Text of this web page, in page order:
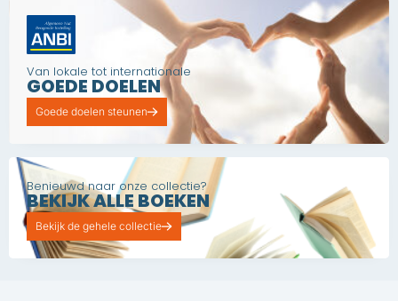
Van lokale tot internationale
GOEDE DOELEN
Goede doelen steunen
Benieuwd naar onze collectie?
BEKIJK ALLE BOEKEN
Bekijk de gehele collectie